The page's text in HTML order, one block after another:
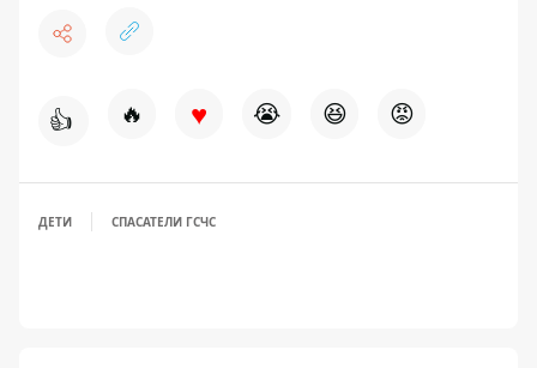
👍 🔥 ♥ 😭 😆 😡
ДЕТИ СПАСАТЕЛИ ГСЧС